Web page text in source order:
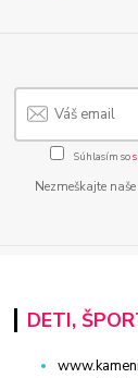
Súhlasím so
Nezmeškajte
DETI,